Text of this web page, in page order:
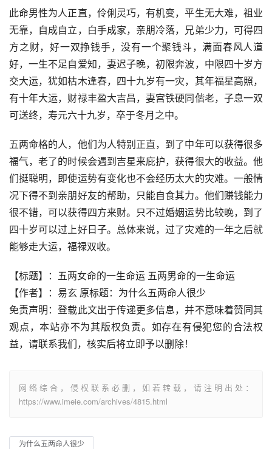
此命男性为人正直，伶俐灵巧，有机变，平生无大难，祖业
无靠，自成自立，白手成家，亲朋冷落，兄弟少力，可得四
方之财，好一双挣钱手，没有一个聚钱斗，满面春风人道
好，一生不足自爱知，妻迟子晚，初限奔波，中限四十岁方
交大运，犹如枯木逢春，四十九岁有一灾，其年福星高照，
有十年大运，财禄丰盈大吉昌，妻宫铁硬同偕老，子息一双
可送终，寿元六十九岁，卒于冬月之中。
五两命格的人，他们为人特别正直，到了中年可以获得很多
福气，老了的时候会遇到吉星来庇护，获得很大的收益。他
们挺聪明，即使运势有变化也不会经历太大的灾难。一般情
况下得不到亲朋好友的帮助，只能自食其力。他们赚钱能力
很不错，可以获得四方来财。只不过婚姻运势比较晚，到了
四十岁可以过上好日子。总体来说，过了灾难的一年之后就
能够走大运，福禄双收。
【标题】：五两女命的一生命运 五两男命的一生命运
【作者】：易玄 原标题：为什么五两命人很少
免责声明：登载此文出于传递更多信息，并不意味着赞同其
观点，本站亦不为其版权负责。如存在有侵犯您的合法权
益，请联系我们，核实后将立即予以删除！
网络综合，侵权联系必删，如若转载，请注明出处：
https://www.imeie.com/archives/4815.html
为什么五两命人很少